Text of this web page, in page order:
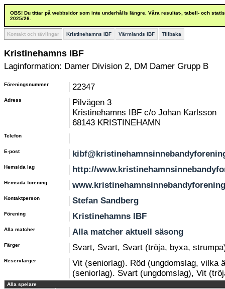
OBS! Du tittar på webbsidor som inte underhålls längre. Våra resultat-, tabell- och
2025/26.
Kontakt och tävlingar Kristinehamns IBF Värmlands IBF Tillbaka
Kristinehamns IBF
Laginformation: Damer Division 2, DM Damer Grupp B
Föreningsnummer 22347
Adress
Pilvägen 3
Kristinehamns IBF c/o Johan Karlsson
68143 KRISTINEHAMN
Telefon
E-post
Hemsida lag http://
Hemsida förening
Kontaktperson Stefan Sandberg
Förening Kristinehamns IBF
Alla matcher Alla matcher aktuell säsong
Färger Svart, Svart, Svart (tröja, byxa,
Reservfärger
Vit (seniorlag). Röd (ungdomslag, vilka
(seniorlag). Svart (ungdomslag), Vit
Alla spelare